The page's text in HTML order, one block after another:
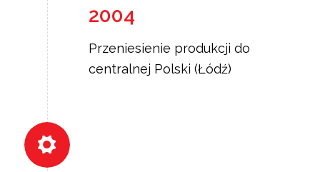
2004
Przeniesienie produkcji do
centralnej Polski (Łódź)